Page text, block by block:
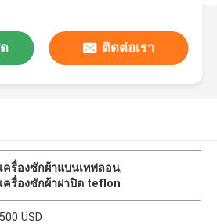
ติดต่อเรา
เครื่องซักผ้าแบนเทฟลอน,
เครื่องซักผ้าฝาปิด teflon
500 USD